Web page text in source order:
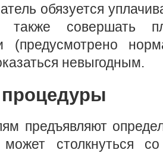
обязуется
также совершать
(предусмотрено
невыгодным.
предъявляют
столкнуться